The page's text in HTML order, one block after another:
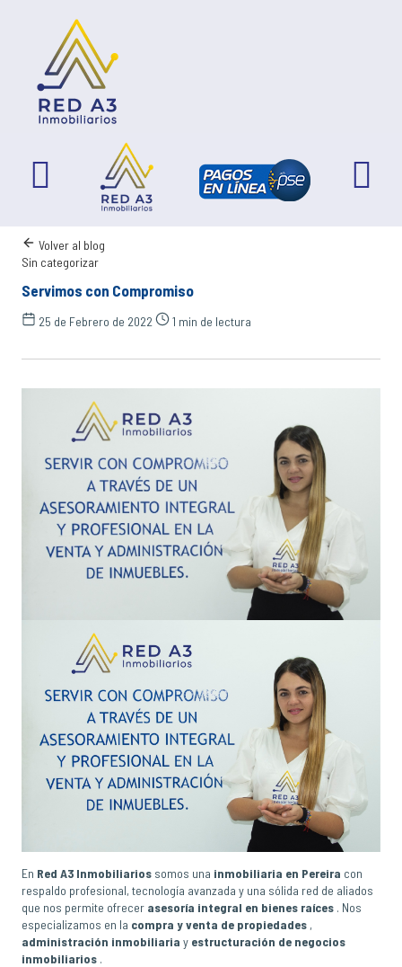
Volver al blog
Sin categorizar
Servimos con Compromiso
25 de Febrero de 2022 1 min de lectura
En Red A3 Inmobiliarios somos una inmobiliaria en Pereira con
respaldo profesional, tecnología avanzada y una sólida red de aliados
que nos permite ofrecer asesoría integral en bienes raíces . Nos
especializamos en la compra y venta de propiedades ,
administración inmobiliaria y estructuración de negocios
inmobiliarios .